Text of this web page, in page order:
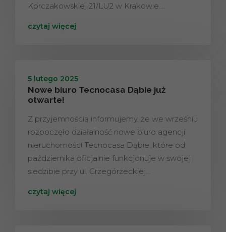
Korczakowskiej 21/LU2 w Krakowie.…
czytaj więcej
5 lutego 2025
Nowe biuro Tecnocasa Dąbie już
otwarte!
Z przyjemnością informujemy, że we wrześniu
rozpoczęło działalność nowe biuro agencji
nieruchomości Tecnocasa Dąbie, które od
października oficjalnie funkcjonuje w swojej
siedzibie przy ul. Grzegórzeckiej…
czytaj więcej